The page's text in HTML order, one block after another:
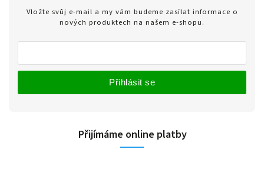
Vložte svůj e-mail a my vám budeme zasílat informace o
nových produktech na našem e-shopu.
Přihlásit se
Přijímáme online platby